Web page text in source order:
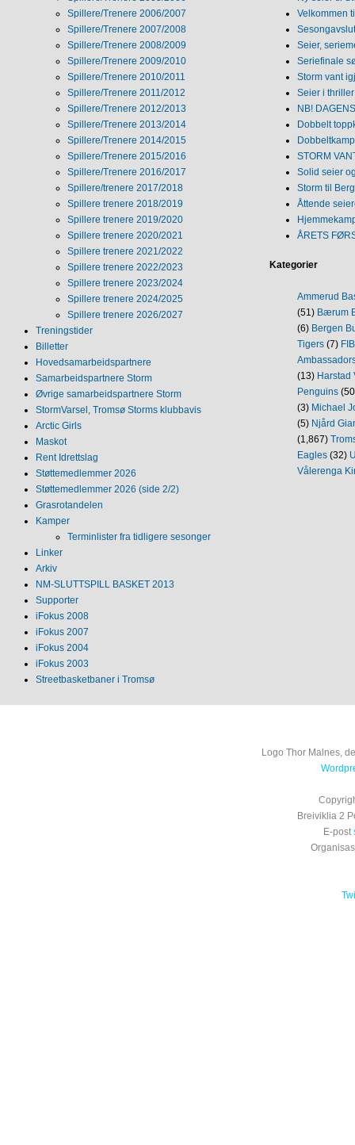
Spillere/Trenere 2006/2007
Spillere/Trenere 2007/2008
Spillere/Trenere 2008/2009
Spillere/Trenere 2009/2010
Spillere/Trenere 2010/2011
Spillere/Trenere 2011/2012
Spillere/Trenere 2012/2013
Spillere/Trenere 2013/2014
Spillere/Trenere 2014/2015
Spillere/Trenere 2015/2016
Spillere/Trenere 2016/2017
Spillere/trenere 2017/2018
Spillere trenere 2018/2019
Spillere trenere 2019/2020
Spillere trenere 2020/2021
Spillere trenere 2021/2022
Spillere trenere 2022/2023
Spillere trenere 2023/2024
Spillere trenere 2024/2025
Spillere trenere 2026/2027
Treningstider
Billetter
Hovedsamarbeidspartnere
Samarbeidspartnere Storm
Øvrige samarbeidspartnere Storm
StormVarsel, Tromsø Storms klubbavis
Arctic Girls
Maskot
Rent Idrettslag
Støttemedlemmer 2026
Støttemedlemmer 2026 (side 2/2)
Grasrotandelen
Kamper
Terminlister fra tidligere sesonger
Linker
Arkiv
NM‐SLUTTSPILL BASKET 2013
Supporter
iFokus 2008
iFokus 2007
iFokus 2004
iFokus 2003
Streetbasketbaner i Tromsø
Velkommen
Seier,
Seriefinale
Storm vant
Seier i
NB!
Dobbelt
STORM
Solid seier
Storm til
Åttende
ÅRETS
Kategorier
Ammerud
(51) Bærum
(6) Bergen
Tigers (7)
(13) Harstad
Penguins
(3) Michael
(5) Njård
(1,867)
Eagles (32)
Vålerenga
Logo Thor Malnes,
Breiviklia 2
E-post